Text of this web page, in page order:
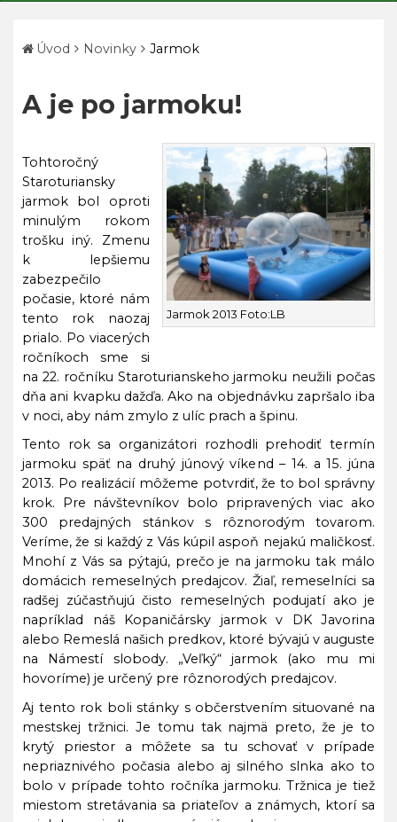
Úvod Novinky Jarmok
A je po jarmoku!
Jarmok 2013 Foto:LB
Tohtoročný
Staroturiansky
jarmok bol oproti
minulým rokom
trošku iný. Zmenu
k lepšiemu
zabezpečilo
počasie, ktoré nám
tento rok naozaj
prialo. Po viacerých
ročníkoch sme si
na 22. ročníku Staroturianskeho jarmoku neužili počas
dňa ani kvapku dažďa. Ako na objednávku zapršalo iba
v noci, aby nám zmylo z ulíc prach a špinu.
Tento rok sa organizátori rozhodli prehodiť termín
jarmoku späť na druhý júnový víkend – 14. a 15. júna
2013. Po realizácií môžeme potvrdiť, že to bol správny
krok. Pre návštevníkov bolo pripravených viac ako
300 predajných stánkov s rôznorodým tovarom.
Veríme, že si každý z Vás kúpil aspoň nejakú maličkosť.
Mnohí z Vás sa pýtajú, prečo je na jarmoku tak málo
domácich remeselných predajcov. Žiaľ, remeselníci sa
radšej zúčastňujú čisto remeselných podujatí ako je
napríklad náš Kopaničársky jarmok v DK Javorina
alebo Remeslá našich predkov, ktoré bývajú v auguste
na Námestí slobody. „Veľký“ jarmok (ako mu mi
hovoríme) je určený pre rôznorodých predajcov.
Aj tento rok boli stánky s občerstvením situované na
mestskej tržnici. Je tomu tak najmä preto, že je to
krytý priestor a môžete sa tu schovať v prípade
nepriaznivého počasia alebo aj silného slnka ako to
bolo v prípade tohto ročníka jarmoku. Tržnica je tiež
miestom stretávania sa priateľov a známych, ktorí sa